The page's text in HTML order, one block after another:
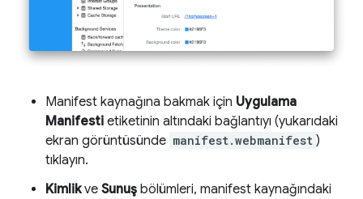
Manifest kaynağına bakmak için Uygulama
Manifesti etiketinin altındaki bağlantıyı (yukarıdaki
ekran görüntüsünde manifest.webmanifest )
tıklayın.
Kimlikve Sunuş bölümleri, manifest kaynağındaki